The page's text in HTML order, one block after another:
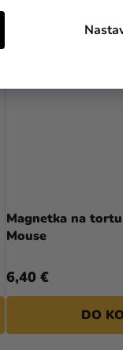
Magnetka na
Mouse
6,40 €
DO